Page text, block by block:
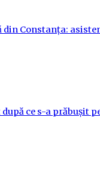
Constanța:
ce s-a prăbușit